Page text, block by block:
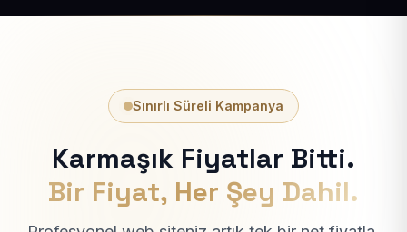
Sınırlı Süreli Kampanya
Karmaşık Fiyatlar Bitti.
Bir Fiyat, Her Şey Dahil.